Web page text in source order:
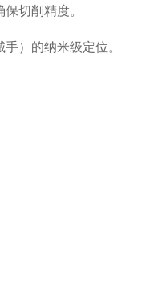
切削精度。
）的纳米级定位。